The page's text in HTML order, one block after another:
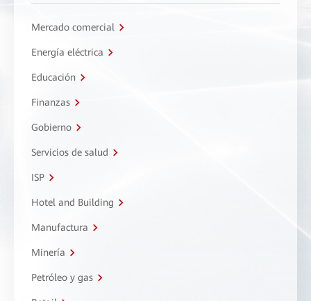
Mercado comercial
Energía eléctrica
Educación
Finanzas
Gobierno
Servicios de salud
ISP
Hotel and Building
Manufactura
Minería
Petróleo y gas